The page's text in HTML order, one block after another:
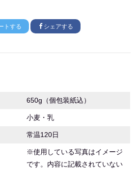
トする シェアする
650g（個包装紙込）
小麦・乳
常温120日
※使用している写真はイメージ
です。内容に記載されていない